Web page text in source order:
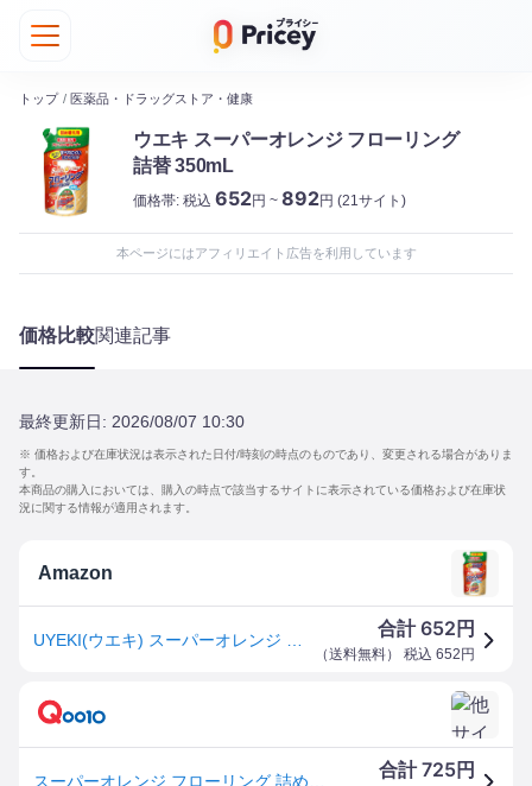
トップ / 医薬品・ドラッグストア・健康
ウエキ スーパーオレンジ フローリング
詰替 350mL
価格帯: 税込 652円 ~ 892円 (21サイト)
本ページにはアフィリエイト広告を利用しています
価格比較関連記事
最終更新日: 2026/08/07 10:30
※ 価格および在庫状況は表示された日付/時刻の時点のものであり、変更される場合がありま
す。
本商品の購入においては、購入の時点で該当するサイトに表示されている価格および在庫状
況に関する情報が適用されます。
Amazon
合計652 円
（送料無料） 税込 652 円
合計725円